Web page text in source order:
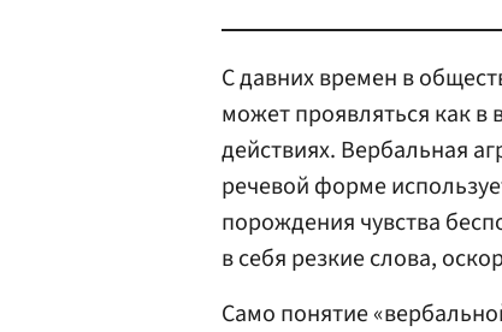
С давних времен в
может проявляться как
действиях. Вербальная
речевой форме
порождения чувства
в себя резкие слова,
Само понятие